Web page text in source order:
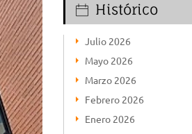
Histórico
Julio 2026
Mayo 2026
Marzo 2026
Febrero 2026
Enero 2026